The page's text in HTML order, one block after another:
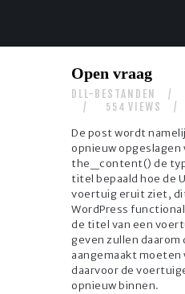
ABOUT US
SERVICES
Open vraag
DLL-BESTANDEN
554 VIEWS
De post wordt
opnieuw opgeslagen
the_content() de
titel bepaald hoe de
voertuig eruit ziet,
WordPress
de titel van een
geven zullen
aangemaakt
daarvoor de
opnieuw binnen.